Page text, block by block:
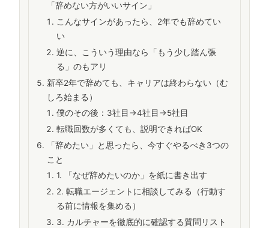
「辞めない方がいいサイン」
こんなサインがあったら、2年でも辞めてい
い
逆に、こういう理由なら「もう少し踏ん張
る」のもアリ
新卒2年で辞めても、キャリアは終わらない（む
しろ始まる）
僕のその後：3社目→4社目→5社目
転職回数が多くても、説明できればOK
「辞めたい」と思ったら、今すぐやるべき3つの
こと
1. 「なぜ辞めたいのか」を紙に書き出す
2. 転職エージェントに相談してみる（行動す
る前に情報を集める）
3. カルチャーを徹底的に確認する質問リスト